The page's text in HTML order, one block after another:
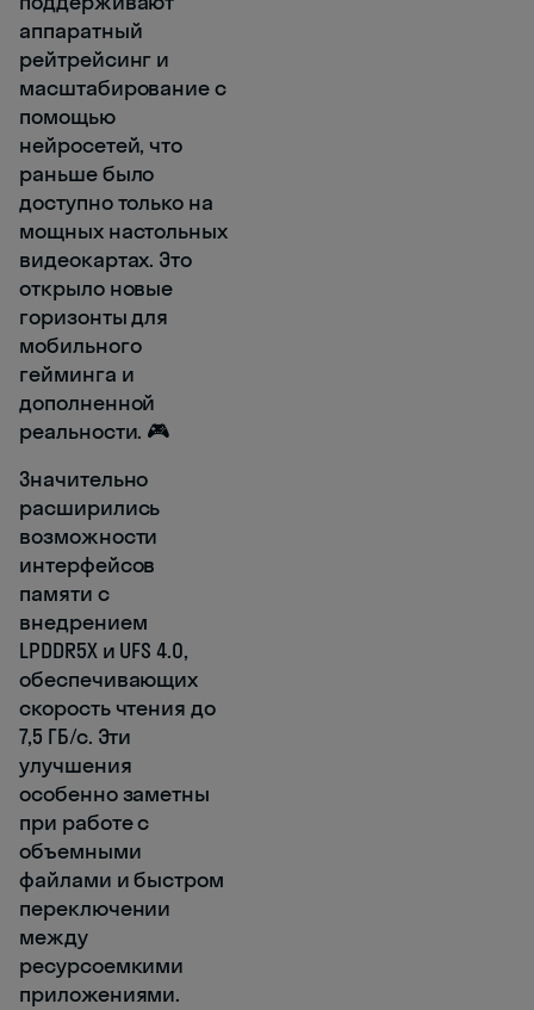
аппаратный
рейтрейсинг и
масштабирование с
помощью
нейросетей, что
раньше было
доступно только на
мощных настольных
видеокартах. Это
открыло новые
горизонты для
мобильного
гейминга и
дополненной
реальности. 🎮
Значительно
расширились
возможности
интерфейсов
памяти с
внедрением
LPDDR5X и UFS 4.0,
обеспечивающих
скорость чтения до
7,5 ГБ/с. Эти
улучшения
особенно заметны
при работе с
объемными
файлами и быстром
переключении
между
ресурсоемкими
приложениями.